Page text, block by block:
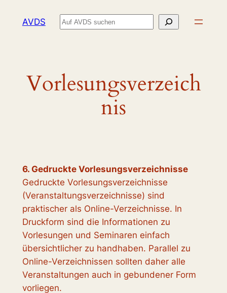
InhaltAVDS Suchen
Vorlesungsverzeich
nis
6. Gedruckte Vorlesungsverzeichnisse
Gedruckte Vorlesungsverzeichnisse
(Veranstaltungsverzeichnisse) sind
praktischer als Online-Verzeichnisse. In
Druckform sind die Informationen zu
Vorlesungen und Seminaren einfach
übersichtlicher zu handhaben. Parallel zu
Online-Verzeichnissen sollten daher alle
Veranstaltungen auch in gebundener Form
vorliegen.